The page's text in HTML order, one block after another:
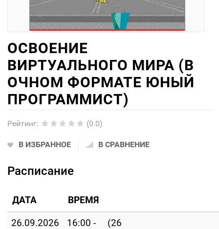
ОСВОЕНИЕ
ВИРТУАЛЬНОГО МИРА (В
ОЧНОМ ФОРМАТЕ ЮНЫЙ
ПРОГРАММИСТ)
Рейтинг: (0.0)
В ИЗБРАННОЕ В СРАВНЕНИЕ
Расписание
ДАТА ВРЕМЯ
26.09.2026
16:00 -
(26